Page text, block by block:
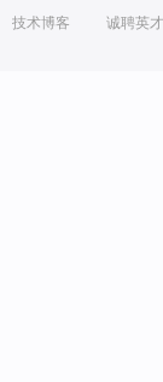
技术博客 诚聘英才